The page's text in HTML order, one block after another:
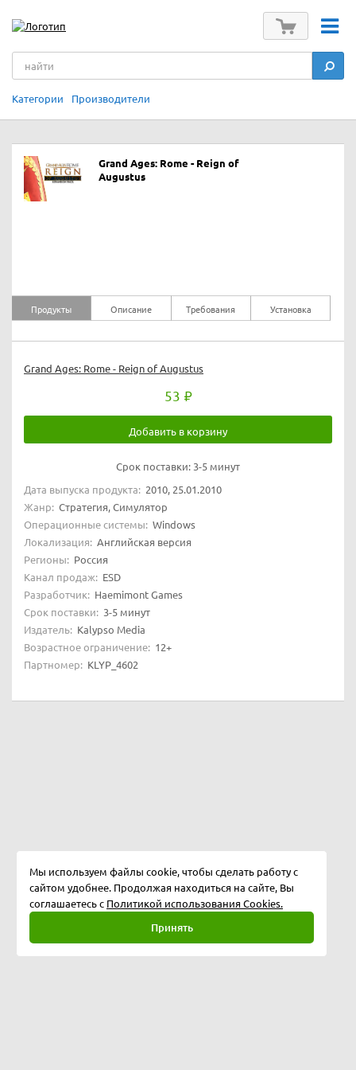
Категории Производители
Grand Ages: Rome - Reign of
Augustus
Продукты Описание Требования Установка
Grand Ages: Rome - Reign of Augustus
53
Добавить в корзину
Срок поставки: 3-5 минут
Дата выпуска продукта: 2010, 25.01.2010
Жанр: Стратегия, Симулятор
Операционные системы: Windows
Локализация: Английская версия
Регионы: Россия
Канал продаж: ESD
Разработчик: Haemimont Games
Срок поставки: 3-5 минут
Издатель: Kalypso Media
Возрастное ограничение: 12+
Партномер: KLYP_4602
Мы используем файлы cookie, чтобы сделать работу с
сайтом удобнее. Продолжая находиться на сайте, Вы
соглашаетесь с Политикой использования Cookies.
Принять